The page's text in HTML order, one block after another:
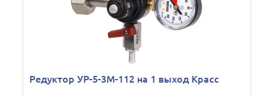
Редуктор УР-5-3М-112 на 1 выход Красс